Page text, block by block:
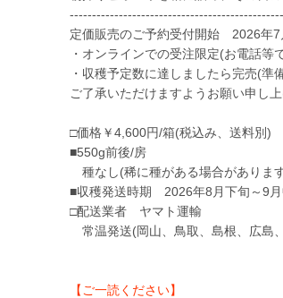
定価販売のご予約受付開始 2026年7
・オンラインでの受注限定(お電話等
・収穫予定数に達しましたら完売(準
ご了承いただけますようお願い申し
□価格￥4,600円/箱(税込み、送料別)
■550g前後/房
種なし(稀に種がある場合がありま
■収穫発送時期 2026年8月下旬～9
□配送業者 ヤマト運輸
常温発送(岡山、鳥取、島根、広島
【ご一読ください】